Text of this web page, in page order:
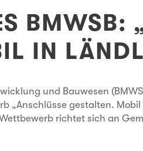
BMWSB:
IN
und Bauwesen
„Anschlüsse gestalten.
richtet sich an